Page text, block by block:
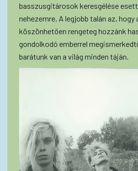
basszusgitárosok keresgélése
nehezemre. A legjobb talán az, hogy
köszönhetően rengeteg hozzánk
gondolkodó emberrel
barátunk van a világ minden táján.